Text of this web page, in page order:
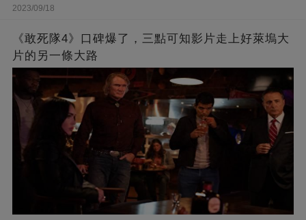
2023/09/18
《敢死隊4》口碑爆了，三點可知影片走上好萊塢大
片的另一條大路